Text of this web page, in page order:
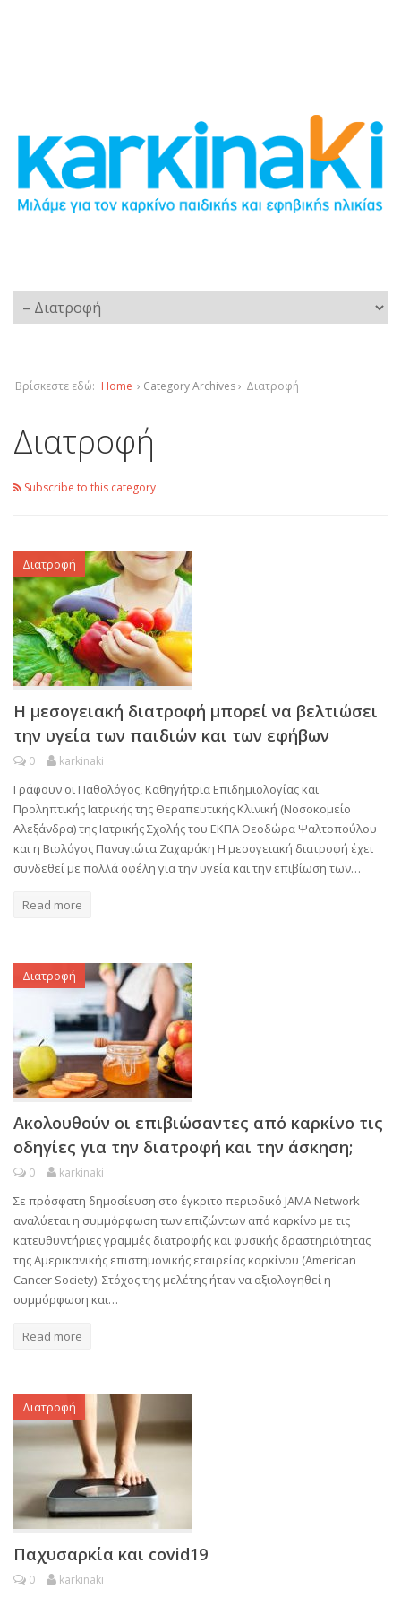
Βρίσκεστε εδώ: Home › Category Archives › Διατροφή
Διατροφή
Subscribe to this category
Διατροφή
Η μεσογειακή διατροφή μπορεί να βελτιώσει
την υγεία των παιδιών και των εφήβων
0 karkinaki
Γράφουν οι Παθολόγος, Καθηγήτρια Επιδημιολογίας και
Προληπτικής Ιατρικής της Θεραπευτικής Κλινική (Νοσοκομείο
Αλεξάνδρα) της Ιατρικής Σχολής του ΕΚΠΑ Θεοδώρα Ψαλτοπούλου
και η Βιολόγος Παναγιώτα Ζαχαράκη Η μεσογειακή διατροφή έχει
συνδεθεί με πολλά οφέλη για την υγεία και την επιβίωση των…
Read more
Διατροφή
Ακολουθούν οι επιβιώσαντες από καρκίνο τις
οδηγίες για την διατροφή και την άσκηση;
0 karkinaki
Σε πρόσφατη δημοσίευση στο έγκριτο περιοδικό JAMA Network
αναλύεται η συμμόρφωση των επιζώντων από καρκίνο με τις
κατευθυντήριες γραμμές διατροφής και φυσικής δραστηριότητας
της Αμερικανικής επιστημονικής εταιρείας καρκίνου (American
Cancer Society). Στόχος της μελέτης ήταν να αξιολογηθεί η
συμμόρφωση και…
Read more
Διατροφή
Παχυσαρκία και covid19
0 karkinaki